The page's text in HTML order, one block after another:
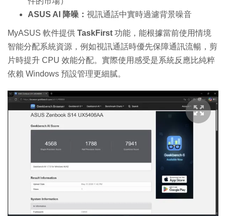
ASUS AI 降噪： 視訊通話中實時過濾背景噪音
MyASUS 軟件提供 TaskFirst 功能，能根據當前使用情境
智能分配系統資源，例如視訊通話時優先保障通訊流暢，剪
片時提升 CPU 效能分配。實際使用感受是系統反應比純粹
依賴 Windows 預設管理更細膩。